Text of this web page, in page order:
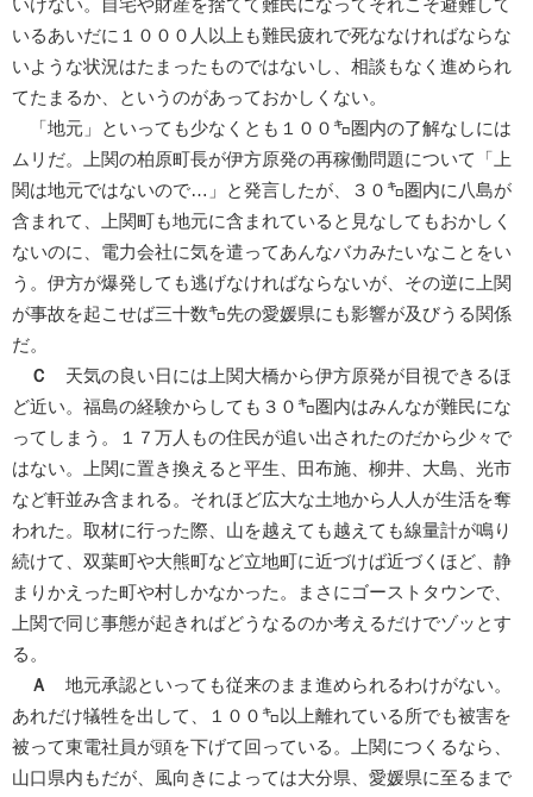
いけない。自宅や財産を捨てて難民になってそれこそ避難して
いるあいだに１０００人以上も難民疲れで死ななければならな
いような状況はたまったものではないし、相談もなく進められ
てたまるか、というのがあっておかしくない。
「地元」といっても少なくとも１００㌔圏内の了解なしには
ムリだ。上関の柏原町長が伊方原発の再稼働問題について「上
関は地元ではないので…」と発言したが、３０㌔圏内に八島が
含まれて、上関町も地元に含まれていると見なしてもおかしく
ないのに、電力会社に気を遣ってあんなバカみたいなことをい
う。伊方が爆発しても逃げなければならないが、その逆に上関
が事故を起こせば三十数㌔先の愛媛県にも影響が及びうる関係
だ。
Ｃ
天気の良い日には上関大橋から伊方原発が目視できるほ
ど近い。福島の経験からしても３０㌔圏内はみんなが難民にな
ってしまう。１７万人もの住民が追い出されたのだから少々で
はない。上関に置き換えると平生、田布施、柳井、大島、光市
など軒並み含まれる。それほど広大な土地から人人が生活を奪
われた。取材に行った際、山を越えても越えても線量計が鳴り
続けて、双葉町や大熊町など立地町に近づけば近づくほど、静
まりかえった町や村しかなかった。まさにゴーストタウンで、
上関で同じ事態が起きればどうなるのか考えるだけでゾッとす
る。
Ａ
地元承認といっても従来のまま進められるわけがない。
あれだけ犠牲を出して、１００㌔以上離れている所でも被害を
被って東電社員が頭を下げて回っている。上関につくるなら、
山口県内もだが、風向きによっては大分県、愛媛県に至るまで